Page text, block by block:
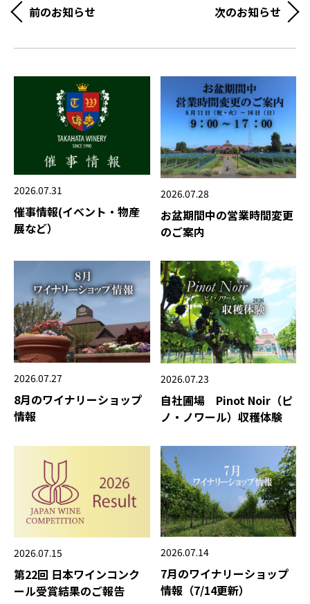
前のお知らせ 次のお知らせ
2026.07.31
催事情報(イベント・物産
展など）
2026.07.28
お盆期間中の営業時間変更
のご案内
2026.07.27
8月のワイナリーショップ
情報
2026.07.23
自社圃場 Pinot Noir（ピ
ノ・ノワール）収穫体験
2026.07.15
第22回 日本ワインコンク
ール受賞結果のご報告
2026.07.14
7月のワイナリーショップ
情報（7/14更新）